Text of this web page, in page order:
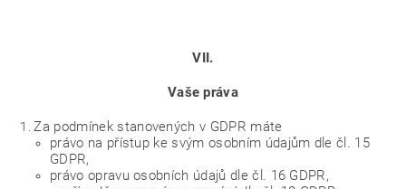
VII.
Vaše práva
Za podmínek stanovených v GDPR máte
právo na přístup ke svým osobním údajům dle čl. 15
GDPR,
právo opravu osobních údajů dle čl. 16 GDPR,